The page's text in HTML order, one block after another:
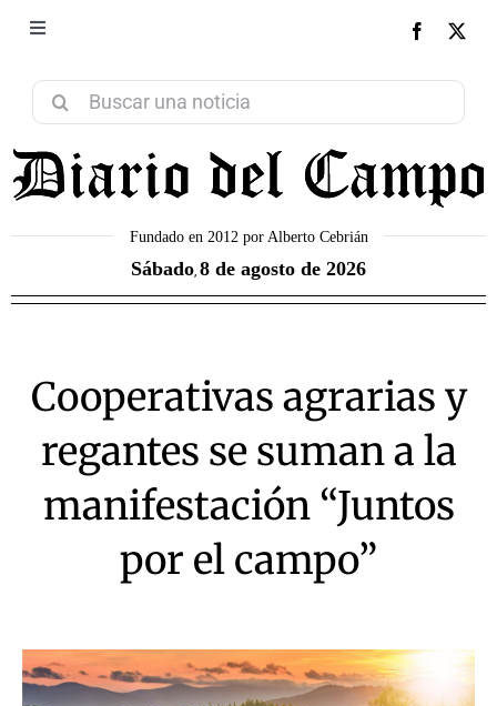
Toggle
Aviso Legal
Política de Privacidad
Buscar:
Fundado en 2012 por Alberto Cebrián
Sábado 8 de agosto de 2026
Cooperativas agrarias y
regantes se suman a la
manifestación “Juntos
por el campo”
NEXT